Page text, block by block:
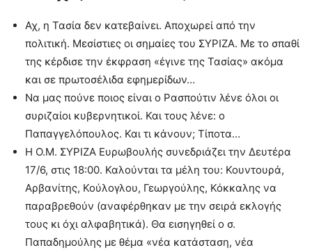
Αχ, η Τασία δεν κατεβαίνει. Αποχωρεί από την
πολιτική. Μεσίστιες οι σημαίες του ΣΥΡΙΖΑ. Με το σπαθί
της κέρδισε την έκφραση «έγινε της Τασίας» ακόμα
και σε πρωτοσέλιδα εφημερίδων…
Να μας πούνε ποιος είναι ο Ρασπούτιν λένε όλοι οι
συριζαίοι κυβερνητικοί. Και τους λένε: ο
Παπαγγελόπουλος. Και τι κάνουν; Τίποτα…
Η Ο.Μ. ΣΥΡΙΖΑ Ευρωβουλής συνεδριάζει την Δευτέρα
17/6, στις 18:00. Καλούνται τα μέλη του: Κουντουρά,
Αρβανίτης, Κούλογλου, Γεωργούλης, Κόκκαλης να
παραβρεθούν (αναφέρθηκαν με την σειρά εκλογής
τους κι όχι αλφαβητικά). Θα εισηγηθεί ο σ.
Παπαδημούλης με θέμα «νέα κατάσταση, νέα